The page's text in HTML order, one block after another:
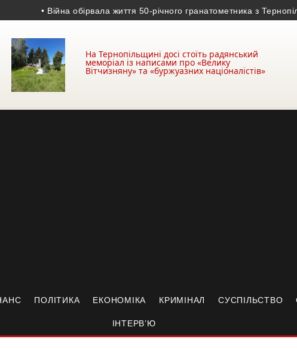
• Війна обірвала життя 50-річного гранатометника з
На Тернопільщині досі стоїть радянський
меморіал із написами про «Велику
Вітчизняну» та «буржуазних націоналістів»
ПОЛІТИКА ЕКОНОМІКА КРИМІНАЛ СУСПІЛЬСТВО
ІНТЕРВ’Ю